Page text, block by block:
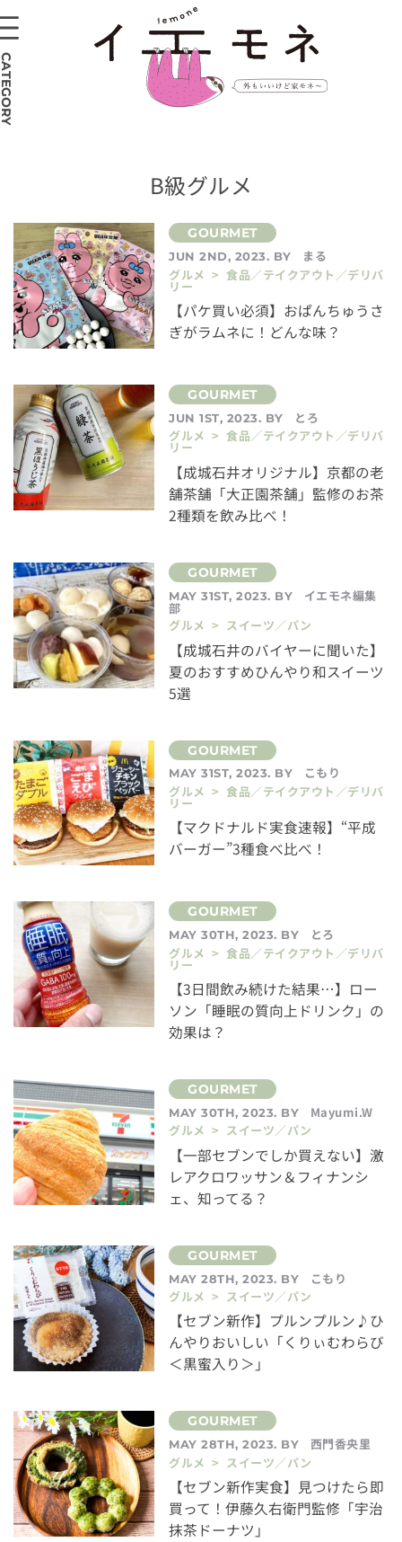
B級グルメ
JUN 2ND, 2023. BY
まる
グルメ > 食品／テイクアウト／デリバ
リー
【パケ買い必須】おぱんちゅうさ
ぎがラムネに！どんな味？
JUN 1ST, 2023. BY
とろ
グルメ > 食品／テイクアウト／デリバ
リー
【成城石井オリジナル】京都の老
舗茶舗「大正園茶舗」監修のお茶
2種類を飲み比べ！
MAY 31ST, 2023. BY イエモネ編集
部
グルメ > スイーツ／パン
【成城石井のバイヤーに聞いた】
夏のおすすめひんやり和スイーツ
5選
MAY 31ST, 2023. BY
こもり
グルメ > 食品／テイクアウト／デリバ
リー
【マクドナルド実食速報】“平成
バーガー”3種食べ比べ！
MAY 30TH, 2023. BY
とろ
グルメ > 食品／テイクアウト／デリバ
リー
【3日間飲み続けた結果…】ロー
ソン「睡眠の質向上ドリンク」の
効果は？
MAY 30TH, 2023. BY
Mayumi.W
グルメ > スイーツ／パン
【一部セブンでしか買えない】激
レアクロワッサン＆フィナンシ
ェ、知ってる？
MAY 28TH, 2023. BY
こもり
グルメ > スイーツ／パン
【セブン新作】プルンプルン♪ひ
んやりおいしい「くりぃむわらび
＜黒蜜入り＞」
MAY 28TH, 2023. BY
西門香央里
グルメ > スイーツ／パン
【セブン新作実食】見つけたら即
買って！伊藤久右衛門監修「宇治
抹茶ドーナツ」